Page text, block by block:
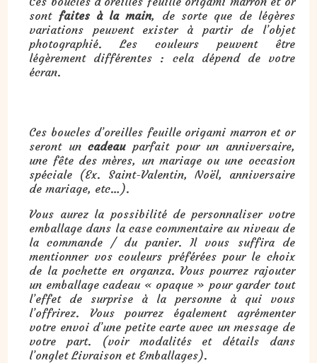
sont faites à la main, de sorte que de légères
variations peuvent exister à partir de l’objet
photographié. Les couleurs peuvent être
légèrement différentes : cela dépend de votre
écran.
Ces boucles d’oreilles feuille origami marron et or
seront uncadeauparfait pour un anniversaire,
une fête des mères, un mariage ou une occasion
spéciale (Ex. Saint-Valentin, Noël, anniversaire
de mariage, etc…).
Vous aurez la possibilité de personnaliser votre
emballage dans la case commentaire au niveau de
la commande / du panier. Il vous suffira de
mentionner vos couleurs préférées pour le choix
de la pochette en organza. Vous pourrez rajouter
un emballage cadeau « opaque » pour garder tout
l’effet de surprise à la personne à qui vous
l’offrirez. Vous pourrez également agrémenter
votre envoi d’une petite carte avec un message de
votre part. (voir modalités et détails dans
l’onglet Livraison et Emballages).